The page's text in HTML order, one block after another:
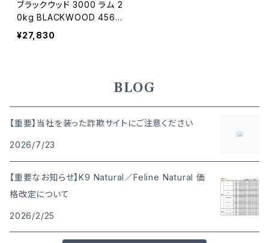
ブラックウッド 3000 ラム 2
0kg BLACKWOOD 4562
210501037
¥27,830
BLOG
【重要】当社を装った詐欺サイトにご注意ください
2026/7/23
【重要なお知らせ】K9 Natural／Feline Natural 価
格改定について
2026/2/25